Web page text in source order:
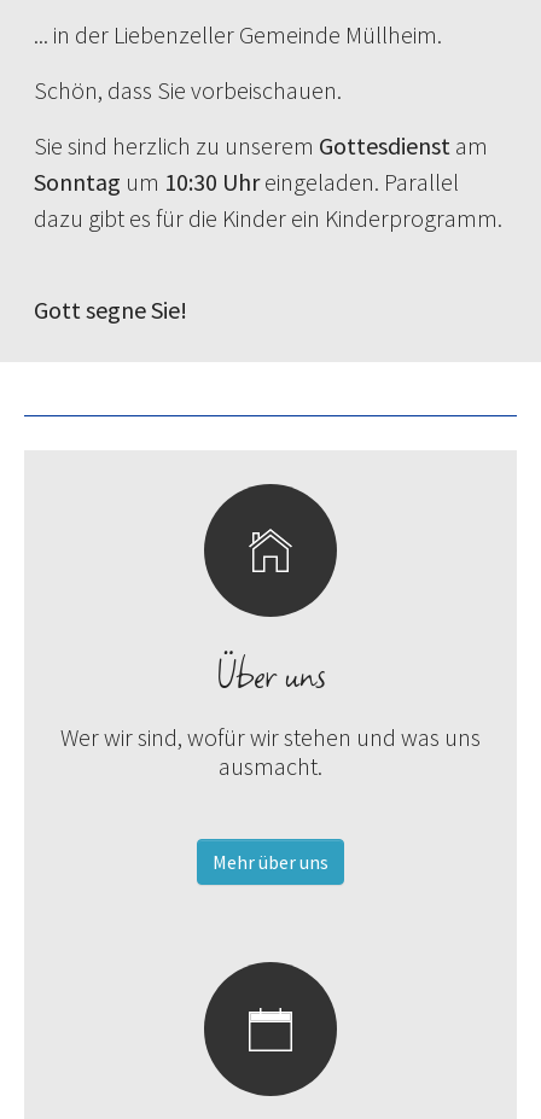
... in der Liebenzeller Gemeinde Müllheim.
Schön, dass Sie vorbeischauen.
Sie sind herzlich zu unserem Gottesdienst am
Sonntag um 10:30 Uhreingeladen. Parallel
dazu gibt es für die Kinder ein Kinderprogramm.
Gott segne Sie!
Über uns
Wer wir sind, wofür wir stehen und was uns
ausmacht.
Mehr über uns